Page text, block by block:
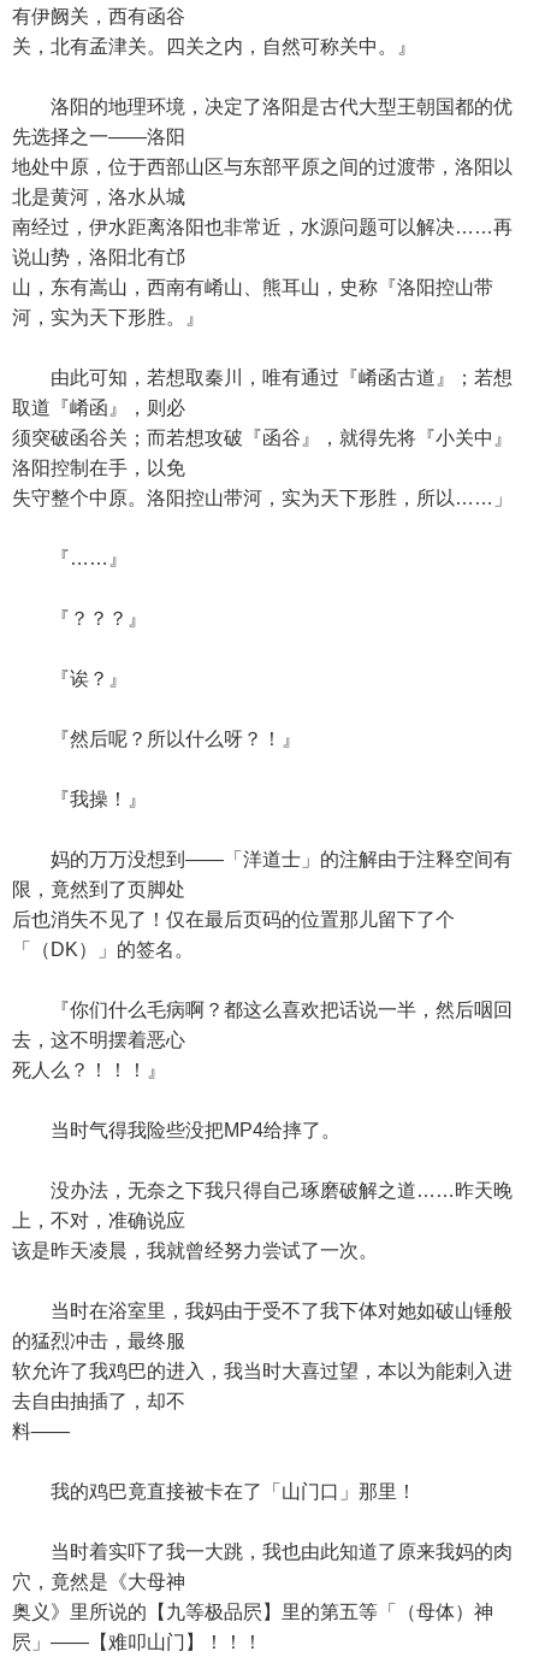
有伊阙关，西有函谷
关，北有孟津关。四关之内，自然可称关中。』
洛阳的地理环境，决定了洛阳是古代大型王朝国都的优
先选择之一——洛阳
地处中原，位于西部山区与东部平原之间的过渡带，洛阳以
北是黄河，洛水从城
南经过，伊水距离洛阳也非常近，水源问题可以解决……再
说山势，洛阳北有邙
山，东有嵩山，西南有崤山、熊耳山，史称『洛阳控山带
河，实为天下形胜。』
由此可知，若想取秦川，唯有通过『崤函古道』；若想
取道『崤函』，则必
须突破函谷关；而若想攻破『函谷』，就得先将『小关中』
洛阳控制在手，以免
失守整个中原。洛阳控山带河，实为天下形胜，所以……」
『……』
『？？？』
『诶？』
『然后呢？所以什么呀？！』
『我操！』
妈的万万没想到——「洋道士」的注解由于注释空间有
限，竟然到了页脚处
后也消失不见了！仅在最后页码的位置那儿留下了个
「（DK）」的签名。
『你们什么毛病啊？都这么喜欢把话说一半，然后咽回
去，这不明摆着恶心
死人么？！！！』
当时气得我险些没把MP4给摔了。
没办法，无奈之下我只得自己琢磨破解之道……昨天晚
上，不对，准确说应
该是昨天凌晨，我就曾经努力尝试了一次。
当时在浴室里，我妈由于受不了我下体对她如破山锤般
的猛烈冲击，最终服
软允许了我鸡巴的进入，我当时大喜过望，本以为能刺入进
去自由抽插了，却不
料——
我的鸡巴竟直接被卡在了「山门口」那里！
当时着实吓了我一大跳，我也由此知道了原来我妈的肉
穴，竟然是《大母神
奥义》里所说的【九等极品屄】里的第五等「（母体）神
屄」——【难叩山门】！！！